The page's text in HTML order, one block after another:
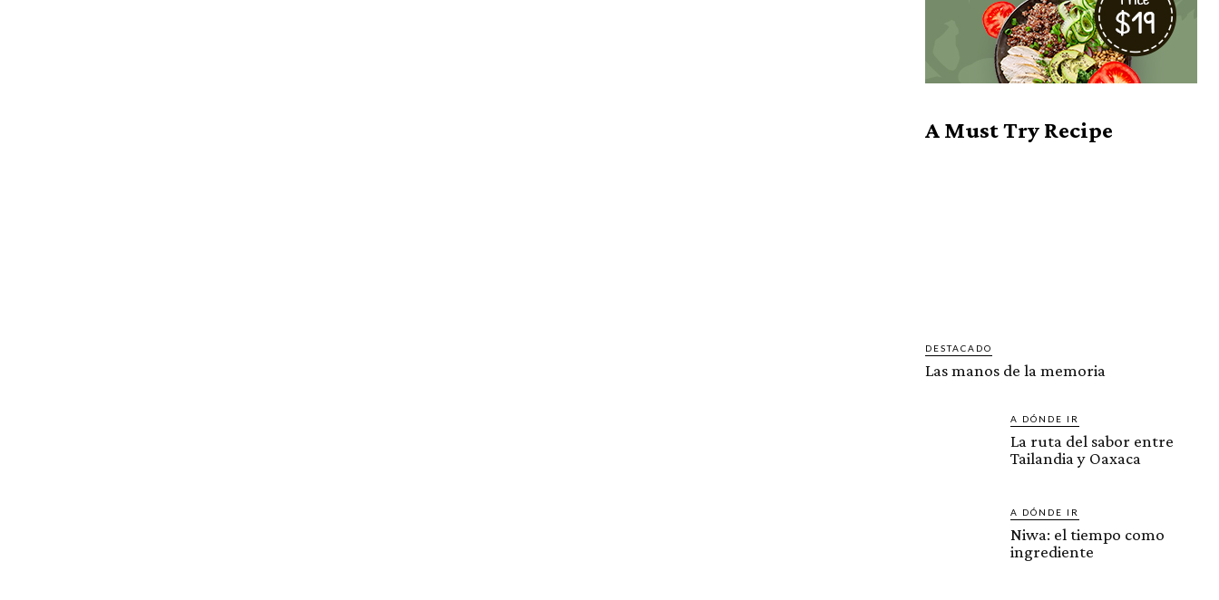
A Must Try Recipe
DESTACADO
Las manos de la memoria
A DÓNDE IR
La ruta del sabor entre
Tailandia y Oaxaca
A DÓNDE IR
Niwa: el tiempo como
ingrediente